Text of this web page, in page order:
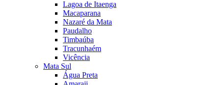
Lagoa de Itaenga
Macaparana
Nazaré da Mata
Paudalho
Timbaúba
Tracunhaém
Vicência
Mata Sul
Água Preta